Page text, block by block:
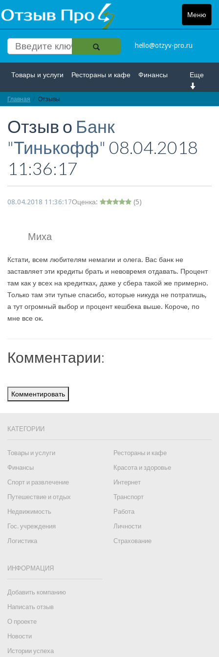
Меню
Toggle
hello@otzyv-pro.ru
Еще
Товары и услуги Рестораны и кафе Финансы
Красота и здоровье
Интернет Путешествие и отдых
Недвижимость Работа Гос. учреждения
Личности Логистика
Главная Отзывы
Отзыв о Банк
"Тинькофф" 08.04.2018
11:36:17
08.04.2018 11:36:17Оценка: (5)
Миха
Кстати, всем любителям немагии и олега. Вас банк не
заставляет эти кредиты брать и невовремя отдавать. Процент
там как у всех на кредитках, даже у сбера такой же примерно.
Только там эти тупые спасибо, которые никуда не потратишь,
а тут огромный выбор и процент кешбека выше. Короче, по
мне все ок.
Комментарии:
Комментировать
КАТЕГОРИИ
Товары и услуги
Рестораны и кафе
Финансы
Красота и здоровье
Спорт и развлечение
Интернет
Путешествие и отдых
Транспорт
Недвижимость
Работа
Гос. учреждения
Личности
Логистика
Страхование
ИНФОРМАЦИЯ
Добавить компанию
Написать отзыв
О проекте
Новости
Истории успеха